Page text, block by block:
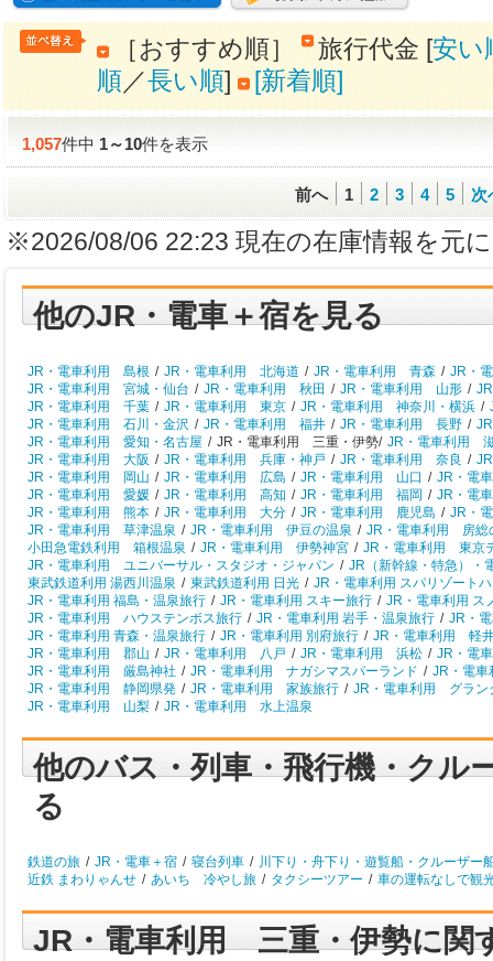
［おすすめ順］ 旅行代金 [安い
順／長い順] [新着順]
1,057件中1～10件を表示
前へ 1 2 3 4 5 次
※2026/08/06 22:23 現在の在庫情報を元
他のJR・電車＋宿を見る
JR・電車利用 島根 / JR・電車利用 北海道 / JR・電車利用 青森 / JR・
JR・電車利用 宮城・仙台 / JR・電車利用 秋田 / JR・電車利用 山形 /
JR・電車利用 千葉 / JR・電車利用 東京 / JR・電車利用 神奈川・横浜 /
JR・電車利用 石川・金沢 / JR・電車利用 福井 / JR・電車利用 長野 /
JR・電車利用 愛知・名古屋 / JR・電車利用 三重・伊勢/ JR・電車利用
JR・電車利用 大阪 / JR・電車利用 兵庫・神戸 / JR・電車利用 奈良 /
JR・電車利用 岡山 / JR・電車利用 広島 / JR・電車利用 山口 / JR・電
JR・電車利用 愛媛 / JR・電車利用 高知 / JR・電車利用 福岡 / JR・電
JR・電車利用 熊本 / JR・電車利用 大分 / JR・電車利用 鹿児島 / JR・
JR・電車利用 草津温泉 / JR・電車利用 伊豆の温泉 / JR・電車利用 房総
小田急電鉄利用 箱根温泉 / JR・電車利用 伊勢神宮 / JR・電車利用 東京
JR・電車利用 ユニバーサル・スタジオ・ジャパン / JR（新幹線・特急）・
東武鉄道利用 湯西川温泉 / 東武鉄道利用 日光 / JR・電車利用 スパリゾート
JR・電車利用 福島・温泉旅行 / JR・電車利用 スキー旅行 / JR・電車利用 ス
JR・電車利用 ハウステンボス旅行 / JR・電車利用 岩手・温泉旅行 / JR・
JR・電車利用 青森・温泉旅行 / JR・電車利用 別府旅行 / JR・電車利用 軽
JR・電車利用 郡山 / JR・電車利用 八戸 / JR・電車利用 浜松 / JR・電
JR・電車利用 厳島神社 / JR・電車利用 ナガシマスパーランド / JR・電
JR・電車利用 静岡県発 / JR・電車利用 家族旅行 / JR・電車利用 グラン
JR・電車利用 山梨 / JR・電車利用 水上温泉
他のバス・列車・飛行機・クル
る
鉄道の旅 / JR・電車＋宿 / 寝台列車 / 川下り・舟下り・遊覧船・クルーザー
近鉄 まわりゃんせ / あいち 冷やし旅 / タクシーツアー / 車の運転なしで観
JR・電車利用 三重・伊勢に関